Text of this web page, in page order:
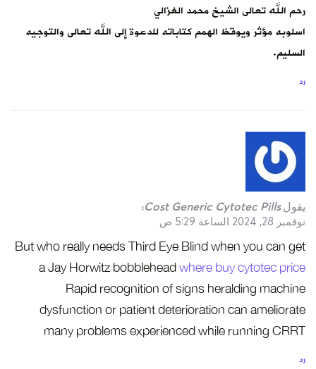
رحم الله تعالى الشيخ محمد الغزالي
اسلوبه مؤثر ويوقظ الهمم كتاباته للدعوة إلى الله تعالى والتوجيه
السليم.
رد
يقول Cost Generic Cytotec Pills
:
نوفمبر 28, 2024 الساعة 5:29 ص
But who really needs Third Eye Blind when you can get
a Jay Horwitz bobbleheadwhere buy cytotec price
Rapid recognition of signs heralding machine
dysfunction or patient deterioration can ameliorate
many problems experienced while running CRRT
رد